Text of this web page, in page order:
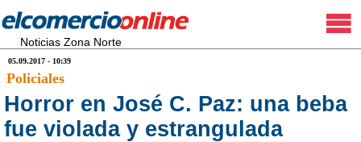
Noticias Zona Norte
05.09.2017 - 10:39
Policiales
Horror en José C. Paz: una beba
fue violada y estrangulada